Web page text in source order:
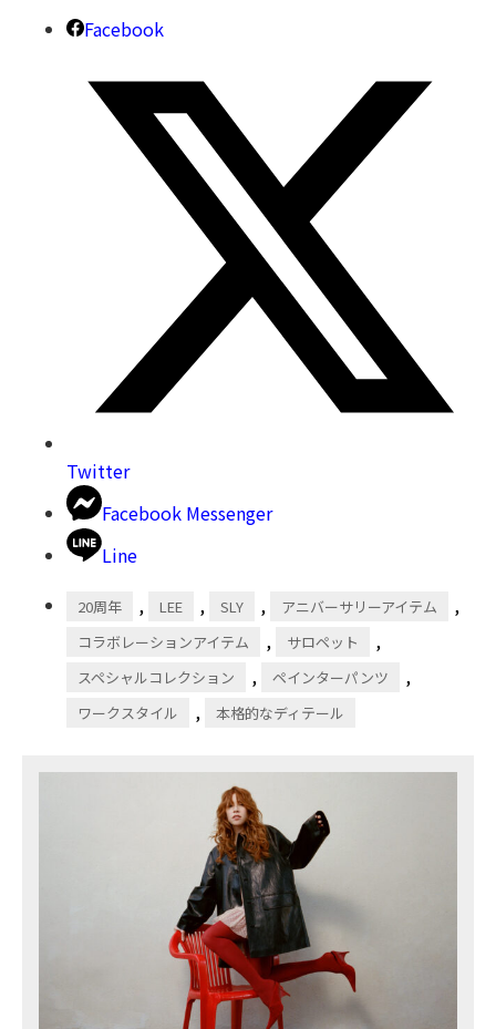
Facebook
Twitter
Facebook Messenger
Line
20周年 , LEE , SLY , アニバーサリーアイテム ,
コラボレーションアイテム , サロペット ,
スペシャルコレクション , ペインターパンツ ,
ワークスタイル , 本格的なディテール